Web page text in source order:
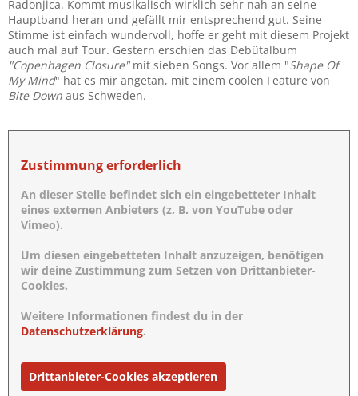
Radonjica. Kommt musikalisch wirklich sehr nah an seine
Hauptband heran und gefällt mir entsprechend gut. Seine
Stimme ist einfach wundervoll, hoffe er geht mit diesem Projekt
auch mal auf Tour. Gestern erschien das Debütalbum
"Copenhagen Closure"mit sieben Songs. Vor allem "Shape Of
My Mind" hat es mir angetan, mit einem coolen Feature von
Bite Down aus Schweden.
Zustimmung erforderlich
An dieser Stelle befindet sich ein eingebetteter Inhalt
eines externen Anbieters (z. B. von YouTube oder
Vimeo).
Um diesen eingebetteten Inhalt anzuzeigen, benötigen
wir deine Zustimmung zum Setzen von Drittanbieter-
Cookies.
Weitere Informationen findest du in der
Datenschutzerklärung.
Drittanbieter-Cookies akzeptieren